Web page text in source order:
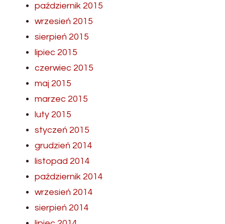
październik 2015
wrzesień 2015
sierpień 2015
lipiec 2015
czerwiec 2015
maj 2015
marzec 2015
luty 2015
styczeń 2015
grudzień 2014
listopad 2014
październik 2014
wrzesień 2014
sierpień 2014